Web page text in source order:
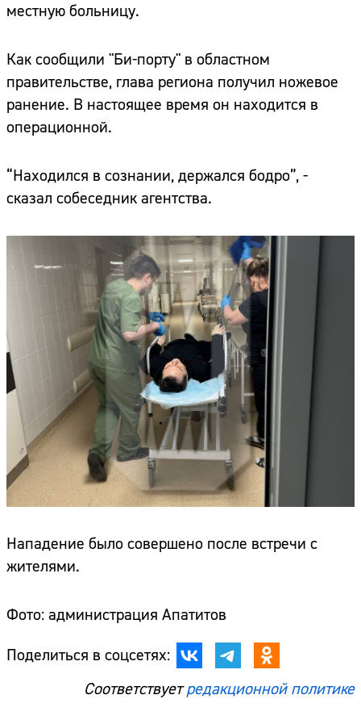
местную больницу.
Как сообщили "Би-порту" в областном
правительстве, глава региона получил ножевое
ранение. В настоящее время он находится в
операционной.
“Находился в сознании, держался бодро”, -
сказал собеседник агентства.
Нападение было совершено после встречи с
жителями.
Фото: администрация Апатитов
Поделиться в соцсетях:
Соответствуетредакционной политике